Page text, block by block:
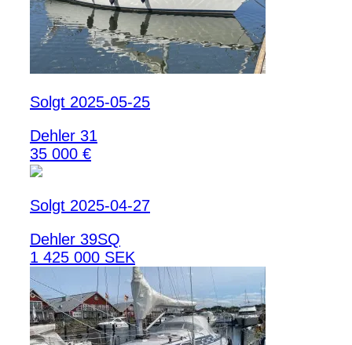
Solgt 2025-05-25
Dehler 31
35 000 €
Solgt 2025-04-27
Dehler 39SQ
1 425 000 SEK